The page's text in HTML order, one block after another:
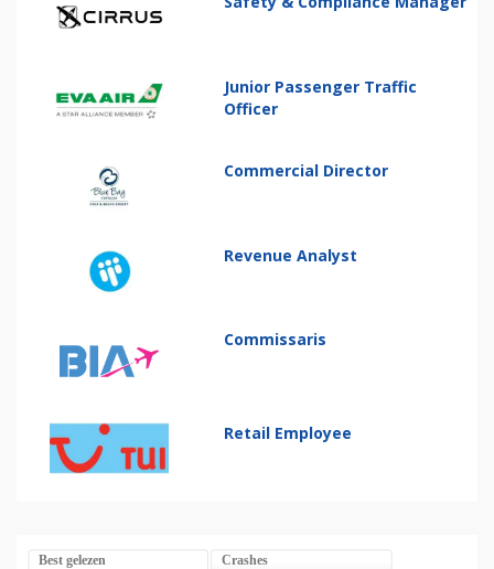
Junior Passenger Traffic
Officer
Commercial Director
Revenue Analyst
Commissaris
Retail Employee
Best gelezen Crashes